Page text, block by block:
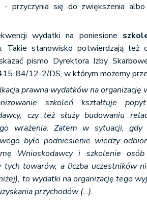
- przyczynia się do zwiększenia
wydatki na poniesione
Takie stanowisko potwierdzają też
pismo Dyrektora Izby
84/12-2/DS, w którym możemy
prawna wydatków na organizację
szkoleń kształtuje
czy też służy budowaniu
wrażenia. Zatem w sytuacji, gdy
było podniesienie wiedzy
Wnioskodawcy i szkolenie
tych towarów, a liczba uczestników
to wydatki na organizację tego
przychodów (…).